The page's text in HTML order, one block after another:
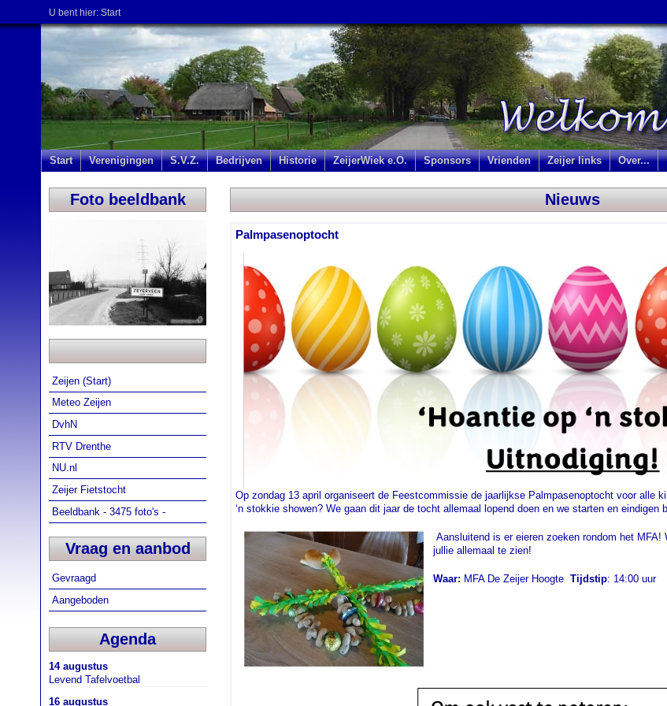
U bent hier: Start
Start Verenigingen S.V.Z. Bedrijven Historie ZeijerWiek e.O. Sponsors Vrienden Zeijer links Over...
Foto beeldbank
Zeijen (Start)
Meteo Zeijen
DvhN
RTV Drenthe
NU.nl
Zeijer Fietstocht
Beeldbank - 3475 foto's -
Vraag en aanbod
Gevraagd
Aangeboden
Agenda
14 augustus
Levend Tafelvoetbal
16 augustus
Nieuws
Palmpasenoptocht
Op zondag 13 april organiseert de Feestcommissie de jaarlijkse Palmpasenoptocht voor alle
‘n stokkie showen? We gaan dit jaar de tocht allemaal lopend doen en we starten en eindigen
Aansluitend is er eieren zoeken rondom het MFA!
jullie allemaal te zien!
Waar: MFA De Zeijer Hoogte Tijdstip: 14:00 uur